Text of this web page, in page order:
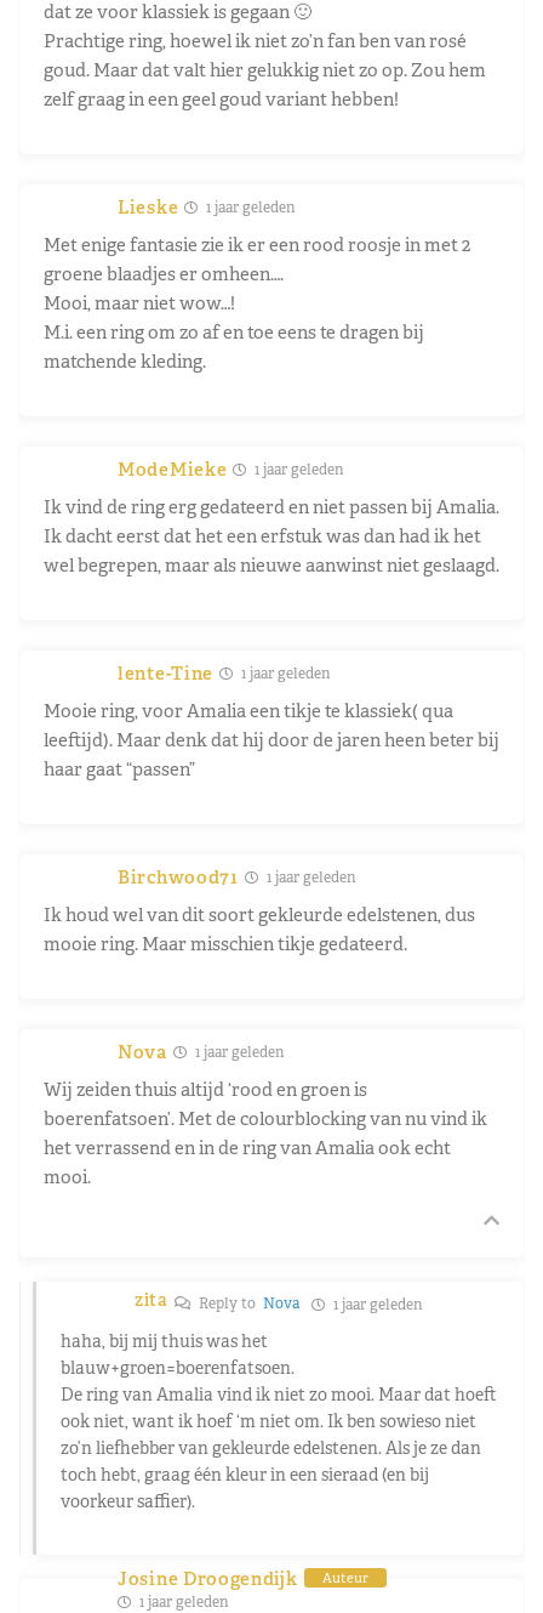
dat ze voor klassiek is gegaan 🙂
Prachtige ring, hoewel ik niet zo’n fan ben van rosé
goud. Maar dat valt hier gelukkig niet zo op. Zou hem
zelf graag in een geel goud variant hebben!
Lieske 1 jaar geleden
Met enige fantasie zie ik er een rood roosje in met 2
groene blaadjes er omheen….
Mooi, maar niet wow…!
M.i. een ring om zo af en toe eens te dragen bij
matchende kleding.
ModeMieke 1 jaar geleden
Ik vind de ring erg gedateerd en niet passen bij Amalia.
Ik dacht eerst dat het een erfstuk was dan had ik het
wel begrepen, maar als nieuwe aanwinst niet geslaagd.
lente-Tine 1 jaar geleden
Mooie ring, voor Amalia een tikje te klassiek( qua
leeftijd). Maar denk dat hij door de jaren heen beter bij
haar gaat “passen”
Birchwood71 1 jaar geleden
Ik houd wel van dit soort gekleurde edelstenen, dus
mooie ring. Maar misschien tikje gedateerd.
Nova 1 jaar geleden
Wij zeiden thuis altijd ‘rood en groen is
boerenfatsoen’. Met de colourblocking van nu vind ik
het verrassend en in de ring van Amalia ook echt
mooi.
zita Reply to Nova 1 jaar geleden
haha, bij mij thuis was het
blauw+groen=boerenfatsoen.
De ring van Amalia vind ik niet zo mooi. Maar dat hoeft
ook niet, want ik hoef ‘m niet om. Ik ben sowieso niet
zo’n liefhebber van gekleurde edelstenen. Als je ze dan
toch hebt, graag één kleur in een sieraad (en bij
voorkeur saffier).
Josine Droogendijk Auteur
1 jaar geleden